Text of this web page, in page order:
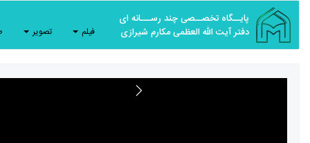
پایــگاه تخصــصی چند رســـانه ای
دفتر آیت الله العظمی مکارم شیرازی
فیلم تصویر